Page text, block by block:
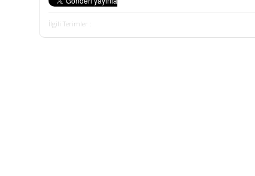
İlgili Terimler :